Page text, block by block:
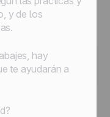
y de los
hay
te ayudarán a